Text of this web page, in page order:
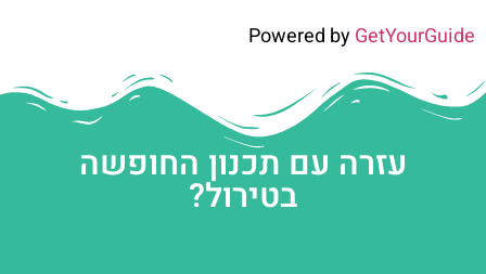
Powered byGetYourGuide
עזרה עם תכנון החופשה
בטירול?